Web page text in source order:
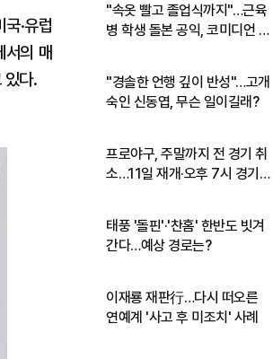
·유럽
의 매
있다.
"속옷 빨고 졸업식까지"…근육
병 학생 돌본 공익, 코미디언 김
"경솔한 언행 깊이 반성"…고개
숙인 신동엽, 무슨 일이길래?
프로야구, 주말까지 전 경기 취
소…11일 재개·오후 7시 경기
태풍 '돌핀'·'찬홈' 한반도 빗겨
간다…예상 경로는?
이재룡 재판行…다시 떠오른
연예계 '사고 후 미조치' 사례